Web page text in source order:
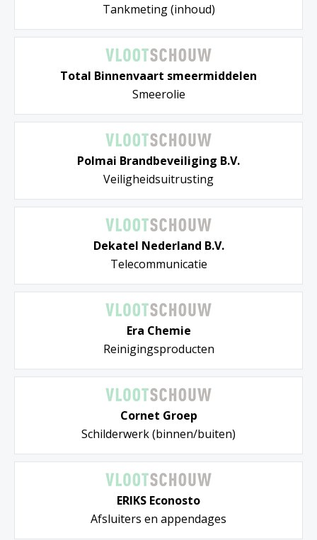
Tankmeting (inhoud)
Total Binnenvaart smeermiddelen
Smeerolie
Polmai Brandbeveiliging B.V.
Veiligheidsuitrusting
Dekatel Nederland B.V.
Telecommunicatie
Era Chemie
Reinigingsproducten
Cornet Groep
Schilderwerk (binnen/buiten)
ERIKS Econosto
Afsluiters en appendages